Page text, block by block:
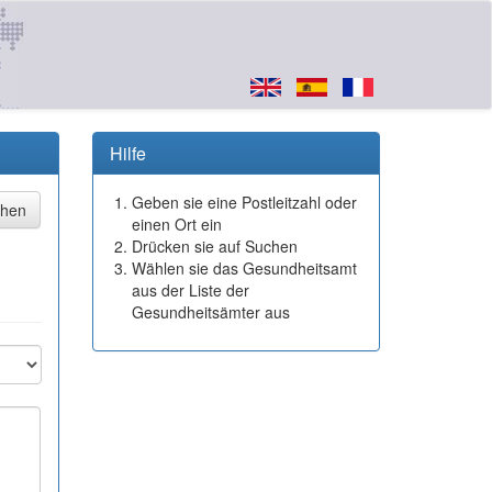
Hilfe
Geben sie eine Postleitzahl oder
einen Ort ein
Drücken sie auf Suchen
Wählen sie das Gesundheitsamt
aus der Liste der
Gesundheitsämter aus